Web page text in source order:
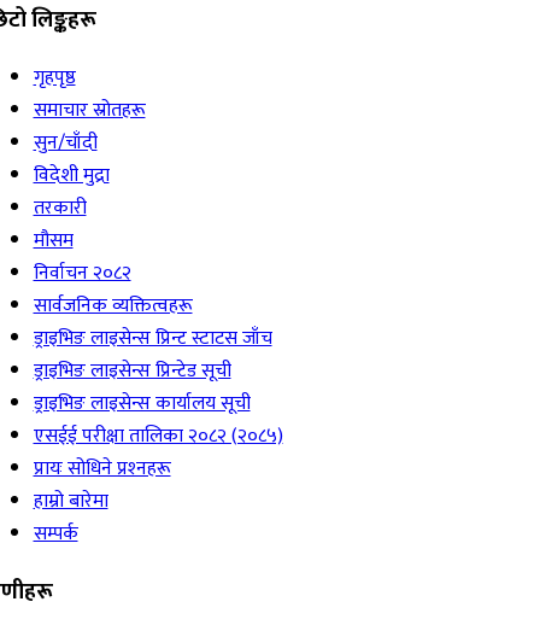
लिङ्कहरू
गृहपृष्ठ
समाचार स्रोतहरू
सुन/चाँदी
विदेशी मुद्रा
तरकारी
मौसम
निर्वाचन २०८२
सार्वजनिक व्यक्तित्वहरू
ड्राइभिङ लाइसेन्स प्रिन्ट स्टाटस जाँच
ड्राइभिङ लाइसेन्स प्रिन्टेड सूची
ड्राइभिङ लाइसेन्स कार्यालय सूची
एसईई परीक्षा तालिका २०८२ (२०८५)
प्रायः सोधिने प्रश्‍नहरू
हाम्रो बारेमा
सम्पर्क